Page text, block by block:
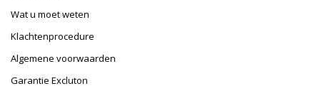
Wat u moet weten
Klachtenprocedure
Algemene voorwaarden
Garantie Excluton